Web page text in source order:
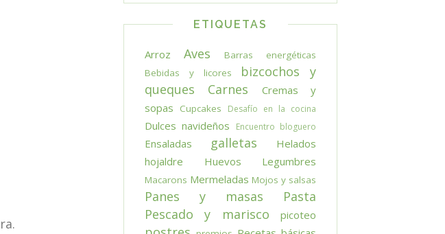
ETIQUETAS
Arroz Aves
Barras energéticas
Bebidas y licores
bizcochos y
queques
Carnes
Cremas y
sopas
Cupcakes Desafío en la cocina
Dulces navideños Encuentro bloguero
Ensaladas galletas
Helados
hojaldre
Huevos Legumbres
Macarons Mermeladas Mojos y salsas
Panes y masas
Pasta
Pescado y marisco
picoteo